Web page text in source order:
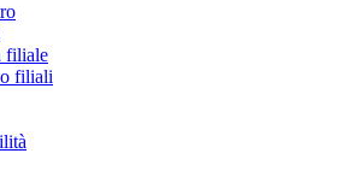
filiale
filiali